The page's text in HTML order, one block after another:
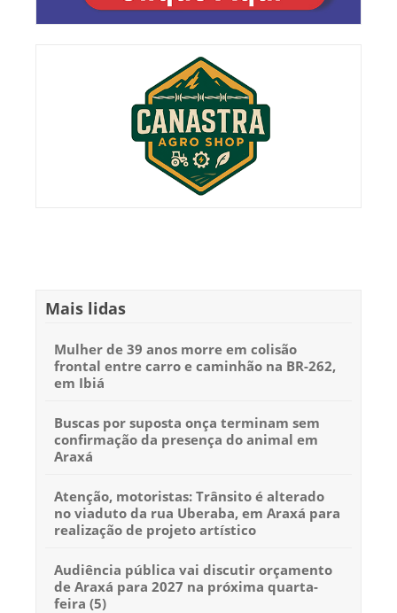
Mais lidas
Mulher de 39 anos morre em colisão
frontal entre carro e caminhão na BR-262,
em Ibiá
Buscas por suposta onça terminam sem
confirmação da presença do animal em
Araxá
Atenção, motoristas: Trânsito é alterado
no viaduto da rua Uberaba, em Araxá para
realização de projeto artístico
Audiência pública vai discutir orçamento
de Araxá para 2027 na próxima quarta-
feira (5)